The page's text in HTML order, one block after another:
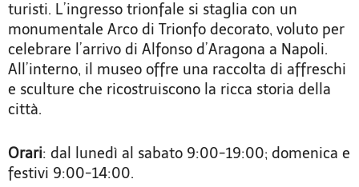
turisti. L’ingresso trionfale si staglia con un
monumentale Arco di Trionfo decorato, voluto per
celebrare l’arrivo di Alfonso d’Aragona a Napoli.
All’interno, il museo offre una raccolta di affreschi
e sculture che ricostruiscono la ricca storia della
città.
Orari: dal lunedì al sabato 9:00-19:00; domenica e
festivi 9:00-14:00.